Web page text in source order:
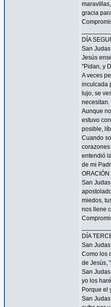
gracia
DÍA
San
Jesús
"Pidan, y
A veces
inculcada
lujo, se
necesitan.
Aunque
estuvo
posible,
Cuando
entendió
de mi
ORACIÓN
San
miedos,
nos llene
DÍA
San
Como los
de Jesús,
San
yo los
Porque el
San